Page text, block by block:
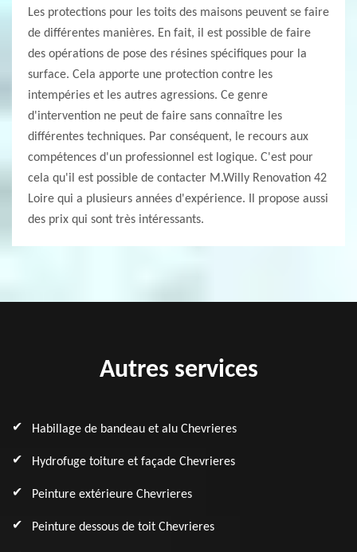
Les protections pour les toits des maisons peuvent se faire
de différentes manières. En fait, il est possible de faire
des opérations de pose des résines spécifiques pour la
surface. Cela apporte une protection contre les
intempéries et les autres agressions. Ce genre
d'intervention ne peut de faire sans connaître les
différentes techniques. Par conséquent, le recours aux
compétences d'un professionnel est logique. C'est pour
cela qu'il est possible de contacter M.Willy Renovation 42
Loire qui a plusieurs années d'expérience. Il propose aussi
des prix qui sont très intéressants.
Autres services
Habillage de bandeau et alu Chevrieres
Hydrofuge toiture et façade Chevrieres
Peinture extérieure Chevrieres
Peinture dessous de toit Chevrieres